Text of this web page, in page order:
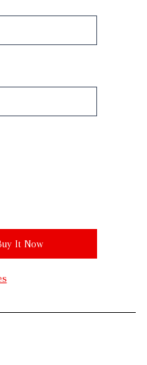
It Now